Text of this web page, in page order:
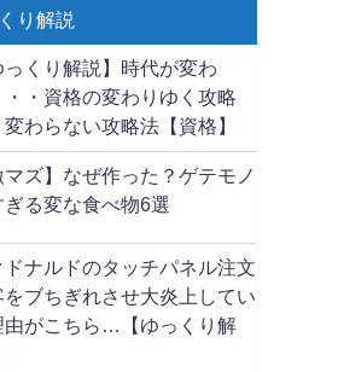
り解説
っくり解説】時代が変わ
・・資格の変わりゆく攻略
わらない攻略法【資格】
マズ】なぜ作った？ゲテモノ
ぎる変な食べ物6選
ドナルドのタッチパネル注文
をブちぎれさせ大炎上してい
由がこちら…【ゆっくり解